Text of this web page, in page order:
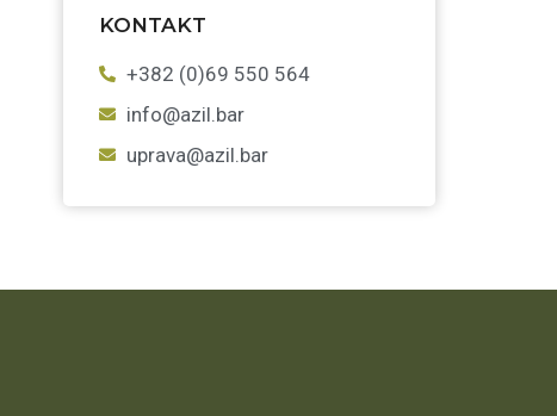
KONTAKT
+382 (0)69 550 564
info@azil.bar
uprava@azil.bar